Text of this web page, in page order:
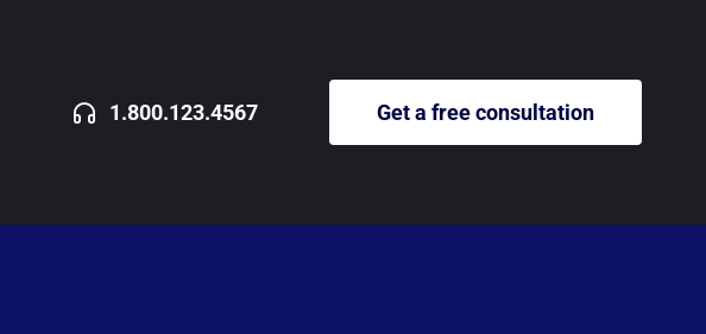
1.800.123.4567 Get a free consultation